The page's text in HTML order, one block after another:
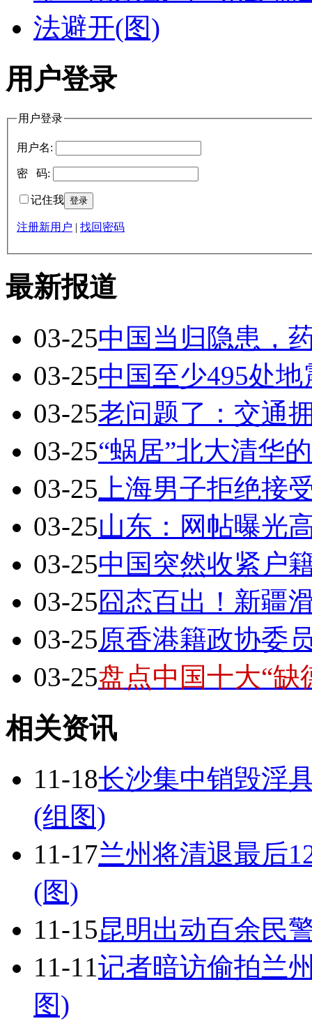
用户登录
用户登录
用户名:
密 码:
记住我
注册新用户 找回密码
最新报道
03-25中国当归隐患，
03-25中国至少495处
03-25老问题了：交通
03-25“蜗居”北大清华
03-25 上海男子拒绝接
03-25山东：网帖曝光
03-25中国突然收紧户
03-25囧态百出！新疆
03-25原香港籍政协委
03-25盘点中国十大“缺
相关资讯
11-18长沙集中销毁淫
(组图)
11-17兰州将清退最后
(图)
11-15昆明出动百余民
11-11记者暗访偷拍兰
图)